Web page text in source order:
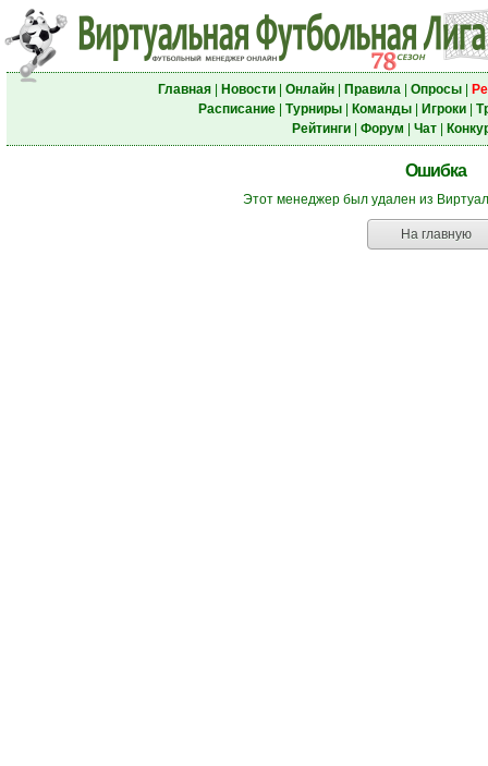
Главная| Новости| Онлайн| Правила| Опросы|
Расписание| Турниры| Команды| Игроки|
Рейтинги| Форум Чат|
Ошибка
Этот менеджер был удален из
На главную